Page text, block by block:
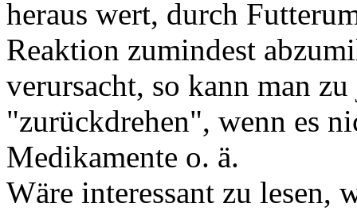
heraus wert, durch
Reaktion zumindest
verursacht, so kann man
"zurückdrehen", wenn es
Medikamente o. ä.
Wäre interessant zu lesen,